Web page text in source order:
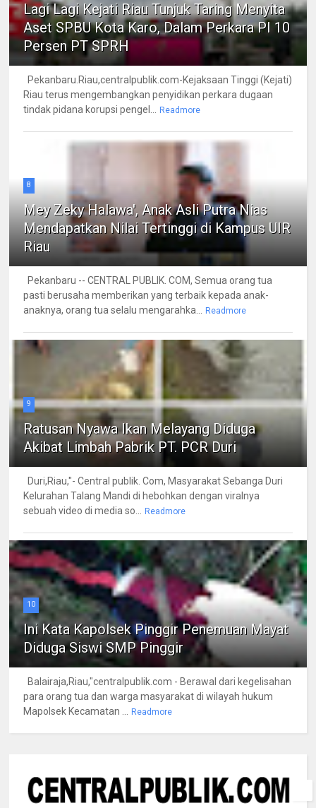
Lagi Lagi Kejati Riau Tunjuk Taring Menyita
Aset SPBU Kota Karo, Dalam Perkara PI 10
Persen PT SPRH
Pekanbaru.Riau,centralpublik.com-Kejaksaan Tinggi (Kejati)
Riau terus mengembangkan penyidikan perkara dugaan
tindak pidana korupsi pengel... Readmore
8
Mey Zeky Halawa', Anak Asli Putra Nias
Mendapatkan Nilai Tertinggi di Kampus UIR
Riau
Pekanbaru -- CENTRAL PUBLIK. COM, Semua orang tua
pasti berusaha memberikan yang terbaik kepada anak-
anaknya, orang tua selalu mengarahka... Readmore
9
Ratusan Nyawa Ikan Melayang Diduga
Akibat Limbah Pabrik PT. PCR Duri
Duri,Riau,"- Central publik. Com, Masyarakat Sebanga Duri
Kelurahan Talang Mandi di hebohkan dengan viralnya
sebuah video di media so... Readmore
10
Ini Kata Kapolsek Pinggir Penemuan Mayat
Diduga Siswi SMP Pinggir
Balairaja,Riau,"centralpublik.com - Berawal dari kegelisahan
para orang tua dan warga masyarakat di wilayah hukum
Mapolsek Kecamatan ... Readmore